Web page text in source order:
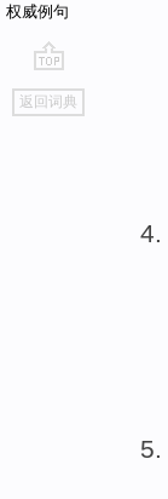
权威例句
go
top
返回词典